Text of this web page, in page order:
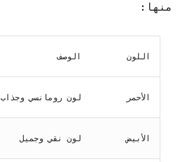
منها:
اللون الوصف
الأحمر لون رومانسي وجذاب
الأبيض لون نقي وجميل